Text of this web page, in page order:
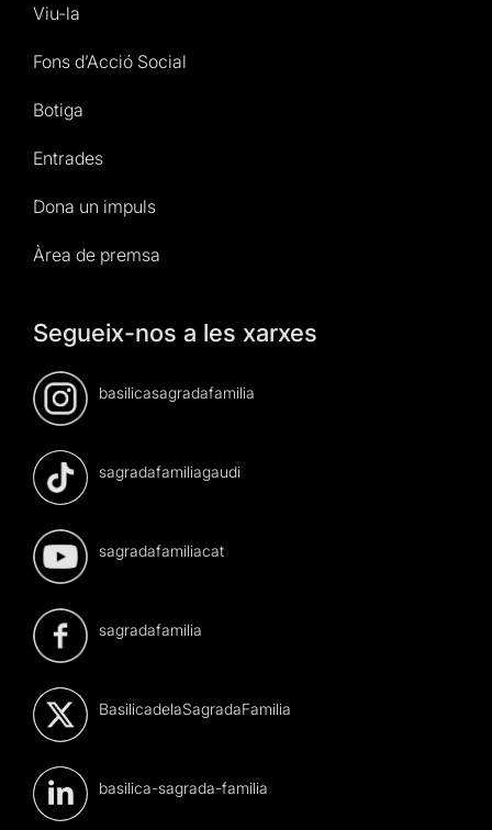
Viu-la
Fons d’Acció Social
Botiga
Entrades
Dona un impuls
Àrea de premsa
Segueix-nos a les xarxes
basilicasagradafamilia
sagradafamiliagaudi
sagradafamiliacat
sagradafamilia
BasilicadelaSagradaFamilia
basilica-sagrada-familia